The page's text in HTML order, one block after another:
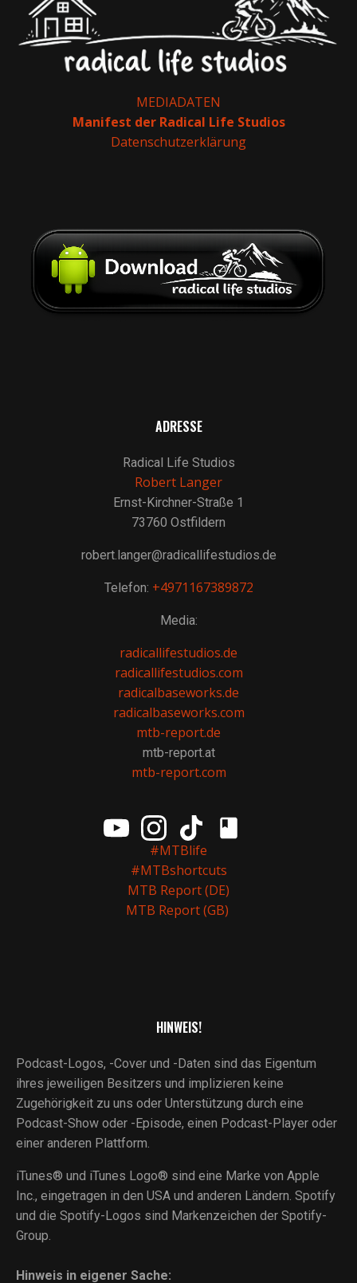
MEDIADATEN
Manifest der Radical Life Studios
Datenschutzerklärung
ADRESSE
Radical Life Studios
Robert Langer
Ernst-Kirchner-Straße 1
73760 Ostfildern
robert.langer@radicallifestudios.de
Telefon: +4971167389872
Media:
radicallifestudios.de
radicallifestudios.com
radicalbaseworks.de
radicalbaseworks.com
mtb-report.de
mtb-report.at
mtb-report.com
#MTBlife
#MTBshortcuts
MTB Report (DE)
MTB Report (GB)
HINWEIS!
Podcast-Logos, -Cover und -Daten sind das Eigentum
ihres jeweiligen Besitzers und implizieren keine
Zugehörigkeit zu uns oder Unterstützung durch eine
Podcast-Show oder -Episode, einen Podcast-Player oder
einer anderen Plattform.
iTunes® und iTunes Logo® sind eine Marke von Apple
Inc., eingetragen in den USA und anderen Ländern. Spotify
und die Spotify-Logos sind Markenzeichen der Spotify-
Group.
Hinweis in eigener Sache: